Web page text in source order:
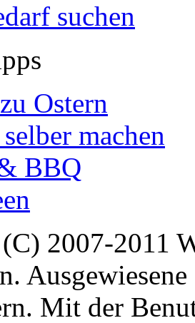
suchen
Ostern
machen
BBQ
2007-2011
Mit der